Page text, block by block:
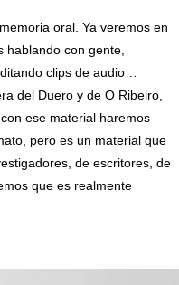
oral. Ya veremos en
con gente,
clips de audio…
del Duero y de O Ribeiro,
ese material haremos
pero es un material que
de escritores, de
que es realmente